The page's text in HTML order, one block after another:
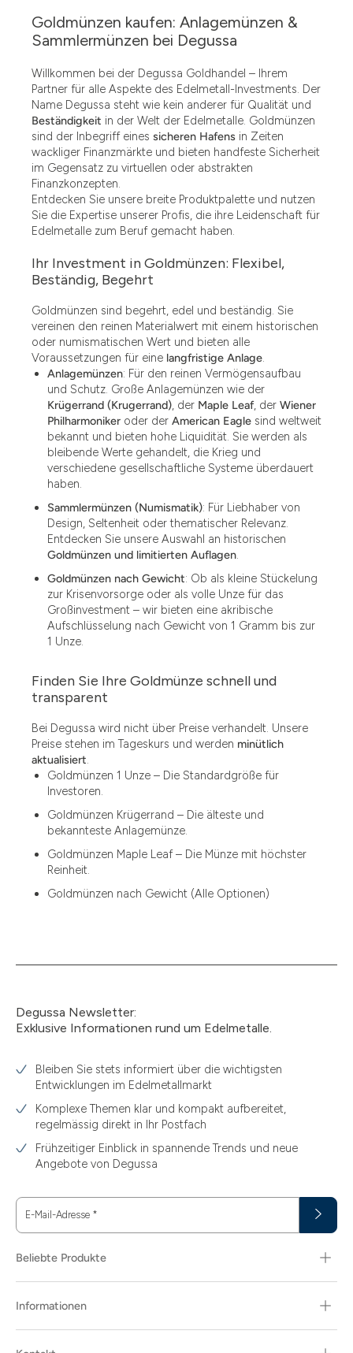
15
15.55
Goldmünzen kaufen: Anlagemünzen &
Sammlermünzen bei Degussa
Willkommen bei der Degussa Goldhandel – Ihrem
Partner für alle Aspekte des Edelmetall-Investments. Der
Name Degussa steht wie kein anderer für Qualität und
Beständigkeit in der Welt der Edelmetalle. Goldmünzen
sind der Inbegriff eines sicheren Hafens in Zeiten
wackliger Finanzmärkte und bieten handfeste Sicherheit
im Gegensatz zu virtuellen oder abstrakten
Finanzkonzepten.
Entdecken Sie unsere breite Produktpalette und nutzen
Sie die Expertise unserer Profis, die ihre Leidenschaft für
Edelmetalle zum Beruf gemacht haben.
Ihr Investment in Goldmünzen: Flexibel,
Beständig, Begehrt
Goldmünzen sind begehrt, edel und beständig. Sie
vereinen den reinen Materialwert mit einem historischen
oder numismatischen Wert und bieten alle
Voraussetzungen für eine langfristige Anlage.
Anlagemünzen: Für den reinen Vermögensaufbau
und Schutz. Große Anlagemünzen wie der
Krügerrand (Krugerrand), der Maple Leaf, der Wiener
Philharmoniker oder der American Eagle sind weltweit
bekannt und bieten hohe Liquidität. Sie werden als
bleibende Werte gehandelt, die Krieg und
verschiedene gesellschaftliche Systeme überdauert
haben.
Sammlermünzen (Numismatik): Für Liebhaber von
Design, Seltenheit oder thematischer Relevanz.
Entdecken Sie unsere Auswahl an historischen
Goldmünzen und limitierten Auflagen.
Goldmünzen nach Gewicht: Ob als kleine Stückelung
zur Krisenvorsorge oder als volle Unze für das
Großinvestment – wir bieten eine akribische
Aufschlüsselung nach Gewicht von 1 Gramm bis zur
1 Unze.
Finden Sie Ihre Goldmünze schnell und
transparent
Bei Degussa wird nicht über Preise verhandelt. Unsere
Preise stehen im Tageskurs und werden minütlich
aktualisiert.
Goldmünzen 1 Unze – Die Standardgröße für
Investoren.
Goldmünzen Krügerrand – Die älteste und
bekannteste Anlagemünze.
Goldmünzen Maple Leaf – Die Münze mit höchster
Reinheit.
Goldmünzen nach Gewicht (Alle Optionen)
Degussa Newsletter:
Exklusive Informationen rund um Edelmetalle.
Bleiben Sie stets informiert über die wichtigsten
Entwicklungen im Edelmetallmarkt
Komplexe Themen klar und kompakt aufbereitet,
regelmässig direkt in Ihr Postfach
Frühzeitiger Einblick in spannende Trends und neue
Angebote von Degussa
E-Mail-Adresse *
Beliebte Produkte
Informationen